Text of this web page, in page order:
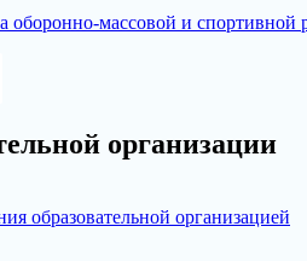
оборонно-массовой и
организации
образовательной организацией